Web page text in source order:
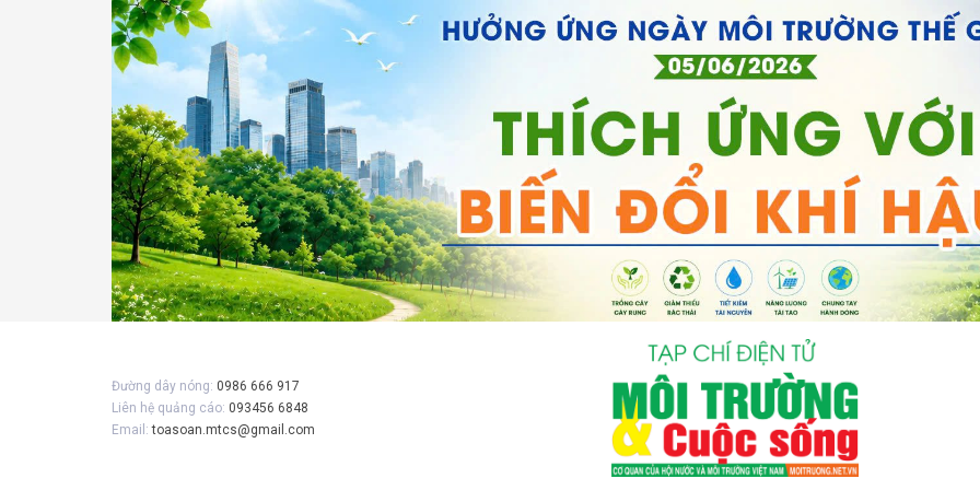
Đường dây nóng: 0986 666 917
Liên hệ quảng cáo: 093456 6848
Email:toasoan.mtcs@gmail.com
Gửi bình luận